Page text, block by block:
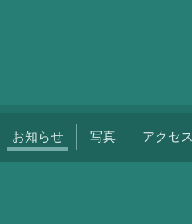
お知らせ 写真 アクセス